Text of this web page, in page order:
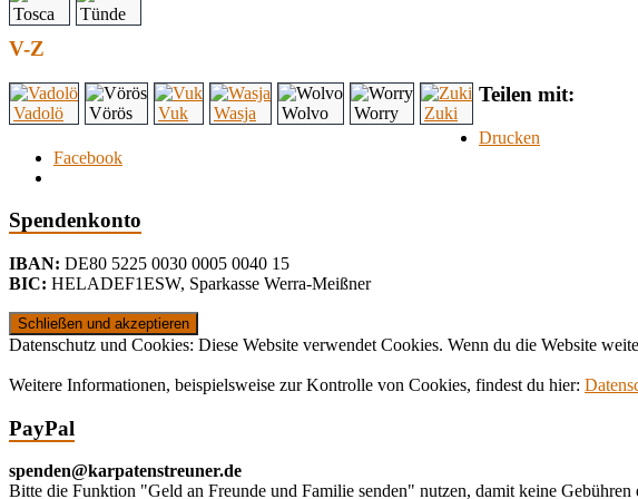
Tosca Tünde
V-Z
Vadolö Vörös Vuk Wasja Wolvo Worry Zuki
Teilen mit:
Drucken
Facebook
Spendenkonto
IBAN: DE80 5225 0030 0005 0040 15
BIC: HELADEF1ESW, Sparkasse Werra-Meißner
Datenschutz und Cookies: Diese Website verwendet Cookies. Wenn du die Website
Weitere Informationen, beispielsweise zur Kontrolle von Cookies, findest du hier:
PayPal
spenden@karpatenstreuner.de
Bitte die Funktion "Geld an Freunde und Familie senden" nutzen, damit keine Gebühren